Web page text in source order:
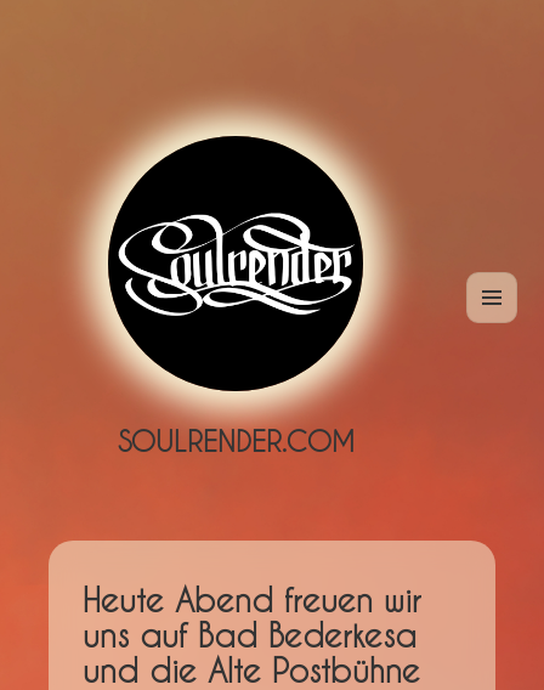
SOULRENDER.COM
Heute Abend freuen wir
uns auf Bad Bederkesa
und die Alte Postbühne